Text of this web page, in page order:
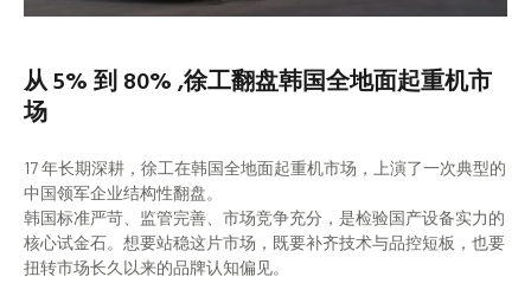
从 5% 到 80% ,徐工翻盘韩国全地面起重机市
场
17 年长期深耕，徐工在韩国全地面起重机市场，上演了一次典型的
中国领军企业结构性翻盘。
韩国标准严苛、监管完善、市场竞争充分，是检验国产设备实力的
核心试金石。想要站稳这片市场，既要补齐技术与品控短板，也要
扭转市场长久以来的品牌认知偏见。